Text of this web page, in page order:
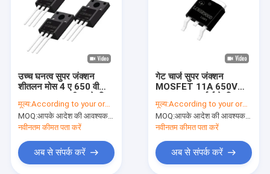
उच्च घनत्व सुपर जंक्शन
शीतलन मोस 4 ए 650 वी
मूल्य:According to your order requirement
MOQ:आपके आदेश की आवश्यकता के अनुसार
नवीनतम कीमत पता करें
अब से संपर्क करें
गेट चार्ज सुपर जंक्शन
MOSFET 11A 650V
मूल्य:According to your order requirement
MOQ:आपके आदेश की आवश्यकता के अनुसार
नवीनतम कीमत पता करें
अब से संपर्क करें